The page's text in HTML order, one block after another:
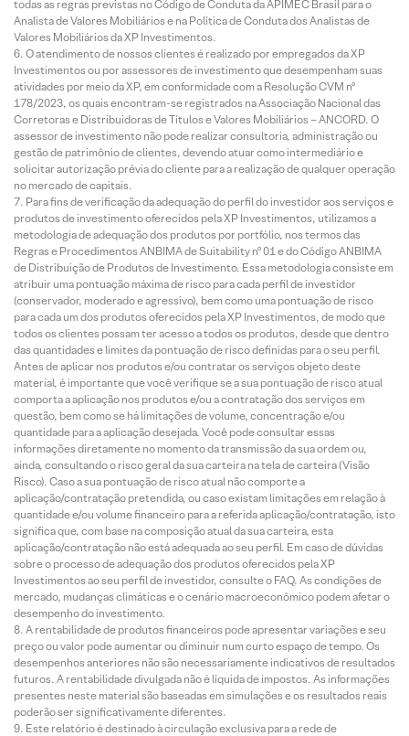
todas as regras previstas no Código de Conduta da APIMEC Brasil para o
Analista de Valores Mobiliários e na Política de Conduta dos Analistas de
Valores Mobiliários da XP Investimentos.
O atendimento de nossos clientes é realizado por empregados da XP
Investimentos ou por assessores de investimento que desempenham suas
atividades por meio da XP, em conformidade com a Resolução CVM nº
178/2023, os quais encontram-se registrados na Associação Nacional das
Corretoras e Distribuidoras de Títulos e Valores Mobiliários – ANCORD. O
assessor de investimento não pode realizar consultoria, administração ou
gestão de patrimônio de clientes, devendo atuar como intermediário e
solicitar autorização prévia do cliente para a realização de qualquer operação
no mercado de capitais.
Para fins de verificação da adequação do perfil do investidor aos serviços e
produtos de investimento oferecidos pela XP Investimentos, utilizamos a
metodologia de adequação dos produtos por portfólio, nos termos das
Regras e Procedimentos ANBIMA de Suitability nº 01 e do Código ANBIMA
de Distribuição de Produtos de Investimento. Essa metodologia consiste em
atribuir uma pontuação máxima de risco para cada perfil de investidor
(conservador, moderado e agressivo), bem como uma pontuação de risco
para cada um dos produtos oferecidos pela XP Investimentos, de modo que
todos os clientes possam ter acesso a todos os produtos, desde que dentro
das quantidades e limites da pontuação de risco definidas para o seu perfil.
Antes de aplicar nos produtos e/ou contratar os serviços objeto deste
material, é importante que você verifique se a sua pontuação de risco atual
comporta a aplicação nos produtos e/ou a contratação dos serviços em
questão, bem como se há limitações de volume, concentração e/ou
quantidade para a aplicação desejada. Você pode consultar essas
informações diretamente no momento da transmissão da sua ordem ou,
ainda, consultando o risco geral da sua carteira na tela de carteira (Visão
Risco). Caso a sua pontuação de risco atual não comporte a
aplicação/contratação pretendida, ou caso existam limitações em relação à
quantidade e/ou volume financeiro para a referida aplicação/contratação, isto
significa que, com base na composição atual da sua carteira, esta
aplicação/contratação não está adequada ao seu perfil. Em caso de dúvidas
sobre o processo de adequação dos produtos oferecidos pela XP
Investimentos ao seu perfil de investidor, consulte o FAQ. As condições de
mercado, mudanças climáticas e o cenário macroeconômico podem afetar o
desempenho do investimento.
A rentabilidade de produtos financeiros pode apresentar variações e seu
preço ou valor pode aumentar ou diminuir num curto espaço de tempo. Os
desempenhos anteriores não são necessariamente indicativos de resultados
futuros. A rentabilidade divulgada não é líquida de impostos. As informações
presentes neste material são baseadas em simulações e os resultados reais
poderão ser significativamente diferentes.
Este relatório é destinado à circulação exclusiva para a rede de